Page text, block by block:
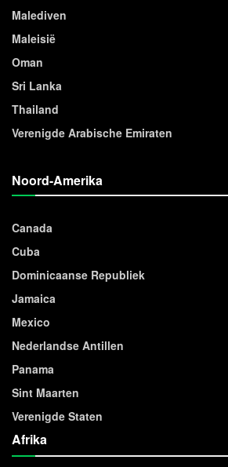
Malediven
Maleisië
Oman
Sri Lanka
Thailand
Verenigde Arabische Emiraten
Noord-Amerika
Canada
Cuba
Dominicaanse Republiek
Jamaica
Mexico
Nederlandse Antillen
Panama
Sint Maarten
Verenigde Staten
Afrika